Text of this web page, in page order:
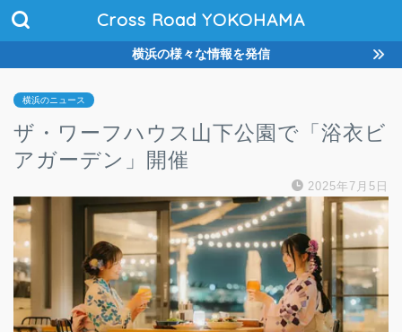
Cross Road YOKOHAMA
横浜の様々な情報を発信
横浜のニュース
ザ・ワーフハウス山下公園で「浴衣ビ
アガーデン」開催
2025年7月5日